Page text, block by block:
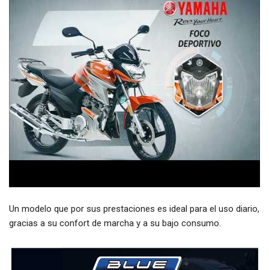
Un modelo que por sus prestaciones es ideal para el uso diario,
gracias a su confort de marcha y a su bajo consumo.